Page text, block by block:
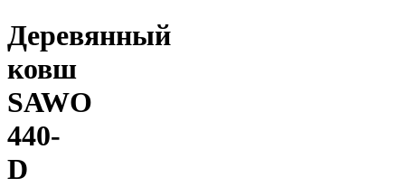
Деревянный
ковш
SAWO
440-
D